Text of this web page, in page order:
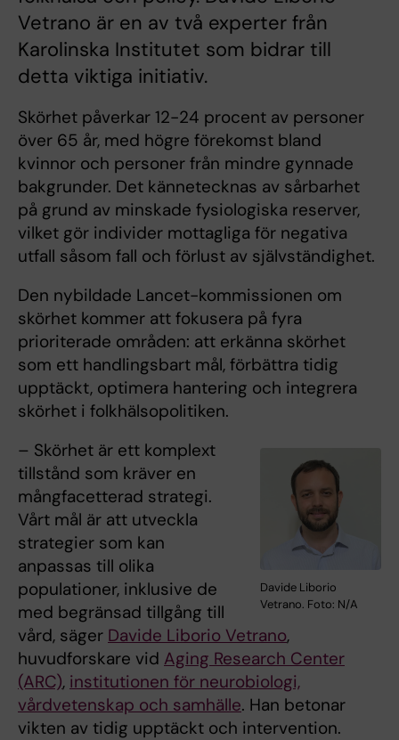
Vetrano är en av två experter från
Karolinska Institutet som bidrar till
detta viktiga initiativ.
Skörhet påverkar 12-24 procent av personer
över 65 år, med högre förekomst bland
kvinnor och personer från mindre gynnade
bakgrunder. Det kännetecknas av sårbarhet
på grund av minskade fysiologiska reserver,
vilket gör individer mottagliga för negativa
utfall såsom fall och förlust av självständighet.
Den nybildade Lancet-kommissionen om
skörhet kommer att fokusera på fyra
prioriterade områden: att erkänna skörhet
som ett handlingsbart mål, förbättra tidig
upptäckt, optimera hantering och integrera
skörhet i folkhälsopolitiken.
Davide Liborio
Vetrano. Foto: N/A
– Skörhet är ett komplext
tillstånd som kräver en
mångfacetterad strategi.
Vårt mål är att utveckla
strategier som kan
anpassas till olika
populationer, inklusive de
med begränsad tillgång till
vård, säger Davide Liborio Vetrano,
huvudforskare vid Aging Research Center
(ARC), institutionen för neurobiologi,
vårdvetenskap och samhälle. Han betonar
vikten av tidig upptäckt och intervention.